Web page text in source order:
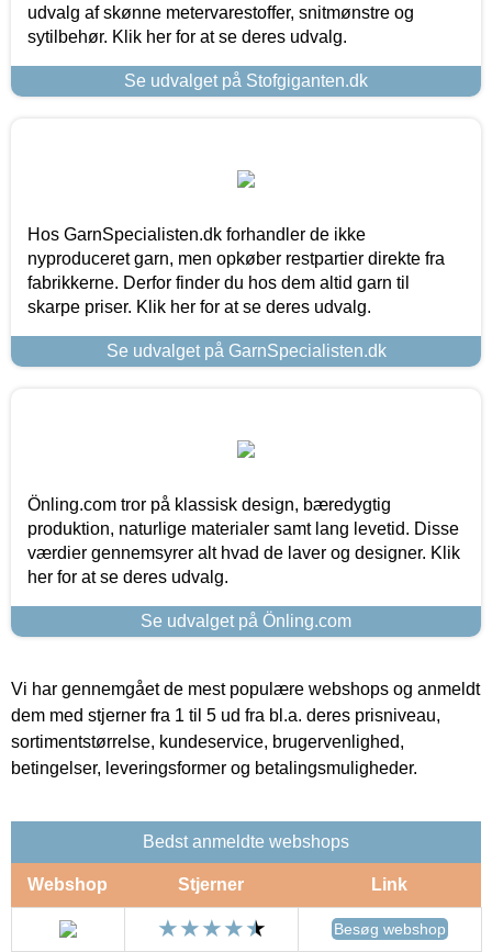
udvalg af skønne metervarestoffer, snitmønstre og
sytilbehør. Klik her for at se deres udvalg.
Se udvalget på Stofgiganten.dk
Hos GarnSpecialisten.dk forhandler de ikke
nyproduceret garn, men opkøber restpartier direkte fra
fabrikkerne. Derfor finder du hos dem altid garn til
skarpe priser. Klik her for at se deres udvalg.
Se udvalget på GarnSpecialisten.dk
Önling.com tror på klassisk design, bæredygtig
produktion, naturlige materialer samt lang levetid. Disse
værdier gennemsyrer alt hvad de laver og designer. Klik
her for at se deres udvalg.
Se udvalget på Önling.com
Vi har gennemgået de mest populære webshops og anmeldt
dem med stjerner fra 1 til 5 ud fra bl.a. deres prisniveau,
sortimentstørrelse, kundeservice, brugervenlighed,
betingelser, leveringsformer og betalingsmuligheder.
Bedst anmeldte webshops
Webshop Stjerner Link
Besøg webshop